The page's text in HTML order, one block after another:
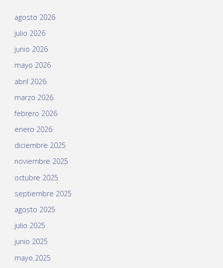
agosto 2026
julio 2026
junio 2026
mayo 2026
abril 2026
marzo 2026
febrero 2026
enero 2026
diciembre 2025
noviembre 2025
octubre 2025
septiembre 2025
agosto 2025
julio 2025
junio 2025
mayo 2025